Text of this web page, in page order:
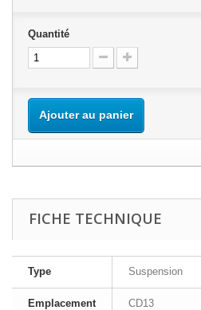
Quantité
Ajouter au panier
FICHE TECHNIQUE
Type Suspension
Emplacement CD13